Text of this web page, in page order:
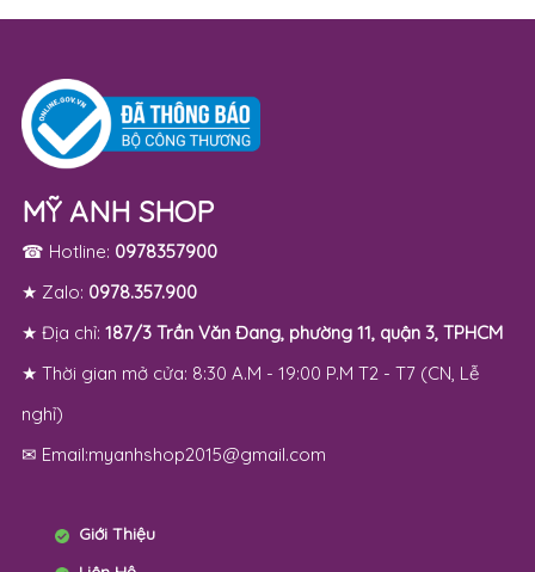
MỸ ANH SHOP
☎ Hotline: 0978357900
★ Zalo: 0978.357.900
★ Địa chỉ: 187/3 Trần Văn Đang, phường 11, quận 3, TPHCM
★ Thời gian mở cửa: 8:30 A.M - 19:00 P.M T2 - T7 (CN, Lễ
nghỉ)
✉ Email:myanhshop2015@gmail.com
Giới Thiệu